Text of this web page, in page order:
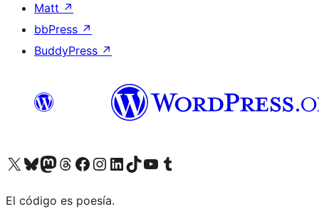
Matt ↗
bbPress ↗
BuddyPress ↗
Visita nuestra cuenta de X (anteriormente Twitter)
Visita nuestra cuenta de Bluesky
Visita nuestra cuenta de Mastodon
Visita nuestra cuenta de Threads
Visita nuestra página de Facebook
Visita nuestra cuenta de Instagram
Visita nuestra cuenta de LinkedIn
Visita nuestra cuenta de TikTok
Visita nuestro canal de YouTube
Visita nuestra cuenta de Tumblr
El código es poesía.